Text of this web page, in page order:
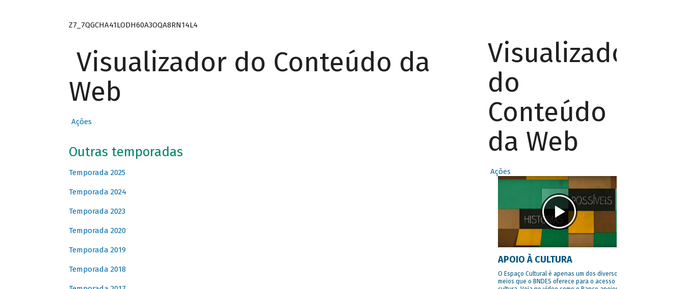
Z7_7QGCHA41LODH60A3OQA8RN14L4
Visualizador do Conteúdo da
Web
Ações
Outras temporadas
Temporada 2025
Temporada 2024
Temporada 2023
Temporada 2020
Temporada 2019
Temporada 2018
Visualizador
do
Conteúdo
da Web
Ações
APOIO À CULTURA
O Espaço Cultural é apenas um dos diversos
meios que o BNDES oferece para o acesso à